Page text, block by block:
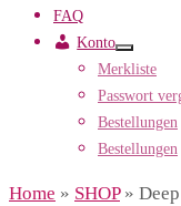
FAQ
Konto
Merkliste
Passwort
Bestellungen
Bestellungen
Home » SHOP»